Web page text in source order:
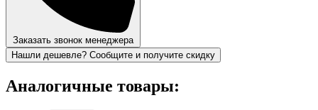
Заказать звонок менеджера
Нашли дешевле? Сообщите и получите скидку
Аналогичные товары: